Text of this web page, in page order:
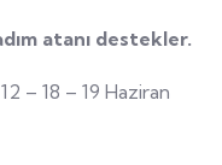
atanı destekler.
– 18 – 19 Haziran